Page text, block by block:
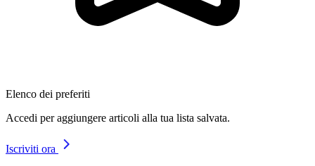
Elenco dei preferiti
Accedi per aggiungere articoli alla tua lista salvata.
Iscriviti ora